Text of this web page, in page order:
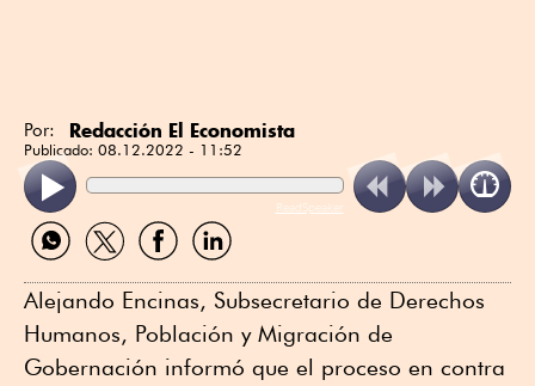
Por: Redacción El Economista
Publicado: 08.12.2022 - 11:52
ReadSpeaker
Compartir
por
Compartir
por
Compartir
por
Compartir
por
Alejando Encinas, Subsecretario de Derechos
Humanos, Población y Migración de
Gobernación informó que el proceso en contra